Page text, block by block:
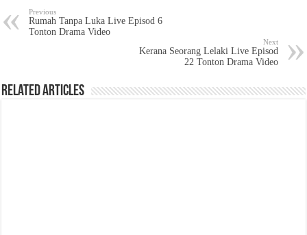
Previous
Rumah Tanpa Luka Live Episod 6
Tonton Drama Video
Next
Kerana Seorang Lelaki Live Episod
22 Tonton Drama Video
Related Articles